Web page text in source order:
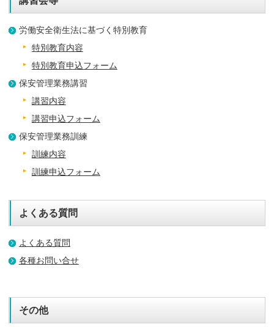
労働安全衛生法に基づく特別教育
特別教育内容
特別教育申込フォーム
保安管理業務講習
講習内容
講習申込フォーム
保安管理業務訓練
訓練内容
訓練申込フォーム
よくある質問
よくある質問
各種お問い合せ
その他